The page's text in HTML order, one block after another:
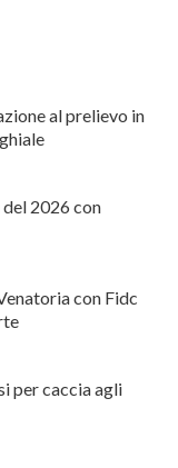
al prelievo in
2026 con
con Fidc
per caccia agli